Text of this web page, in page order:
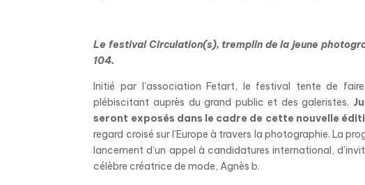
Le festival Circulation(s), tremplin de la jeune
104.
Initié par l’association Fetart, le festival tente de
plébiscitant auprès du grand public et des galeristes.
seront exposés dans le cadre de cette nouvelle
regard croisé sur l’Europe à travers la photographie. La
lancement d’un appel à candidatures international,
célèbre créatrice de mode, Agnès b.